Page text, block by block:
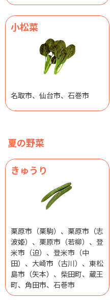
小松菜
名取市、仙台市、石巻市
夏の野菜
きゅうり
栗原市（栗駒）、栗原市（志
波姫）、栗原市（若柳）、登
米市（迫）、登米市（中
田）、大崎市（古川）、東松
島市（矢本）、柴田町、蔵王
町、角田市、石巻市